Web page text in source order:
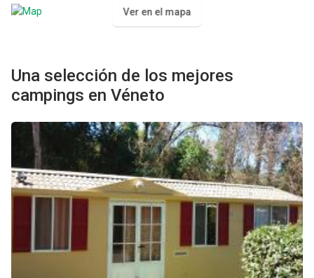
Ver en el mapa
Una selección de los mejores
campings en Véneto